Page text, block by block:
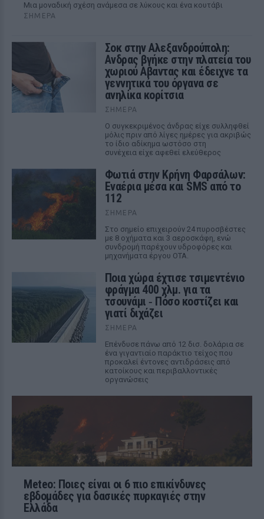
Μια μοναδική σχέση ανάμεσα σε λύκους και ένα κουτάβι
ΣΉΜΕΡΑ
Σοκ στην Αλεξανδρούπολη:
Ανδρας βγήκε στην πλατεία του
χωριού Αβαντας και έδειχνε τα
γεννητικά του όργανα σε
ανηλίκα κορίτσια
ΣΉΜΕΡΑ
Ο συγκεκριμένος άνδρας είχε συλληφθεί
μόλις πριν από λίγες ημέρες για ακριβώς
το ίδιο αδίκημα ωστόσο στη
συνέχεια είχε αφεθεί ελεύθερος
Φωτιά στην Κρήνη Φαρσάλων:
Εναέρια μέσα και SMS από το
112
ΣΉΜΕΡΑ
Στο σημείο επιχειρούν 24 πυροσβέστες
με 8 οχήματα και 3 αεροσκάφη, ενώ
συνδρομή παρέχουν υδροφόρες και
μηχανήματα έργου ΟΤΑ.
Ποια χώρα έχτισε τσιμεντένιο
φράγμα 400 χλμ. για τα
τσουνάμι ‑ Πόσο κοστίζει και
γιατί διχάζει
ΣΉΜΕΡΑ
Επένδυσε πάνω από 12 δισ. δολάρια σε
ένα γιγαντιαίο παράκτιο τείχος που
προκαλεί έντονες αντιδράσεις από
κατοίκους και περιβαλλοντικές
οργανώσεις
Meteo: Ποιες είναι οι 6 πιο επικίνδυνες
εβδομάδες για δασικές πυρκαγιές στην
Ελλάδα